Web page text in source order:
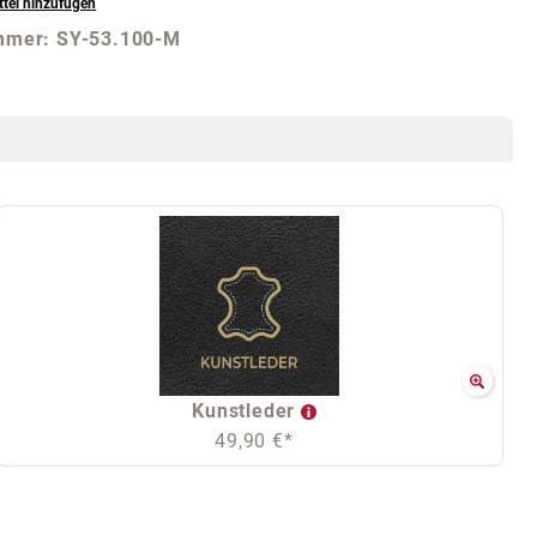
hinzufügen
SY-53.100-M
Kunstleder
49,90 €*